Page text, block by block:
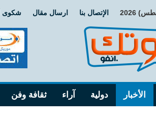
الإتصال بنا ارسال مقال شكوى
الأخبار دولية آراء ثقافة وفن